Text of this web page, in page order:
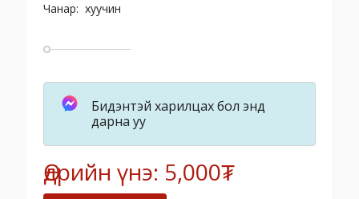
Чанар: хуучин
Бидэнтэй харилцах бол энд
дарна уу
Өдрийн үнэ: 5,000₮